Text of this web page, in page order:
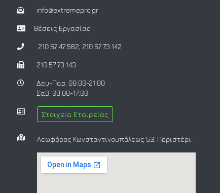
info@extremepro.gr
Θέσεις Εργασίας
210 57 47 562, 210 57 73 142
210 57 73 143
Δευ-Παρ: 09:00-21:00
Σαβ: 09:00-17:00
Στοιχεία Εταιρείας
Λεωφόρος Κωνσταντινουπόλεως 53, Περιστέρι.